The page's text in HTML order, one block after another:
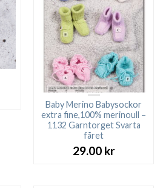
Baby Merino Babysockor
extra fine,100% merinoull –
1132 Garntorget Svarta
fåret
29.00 kr